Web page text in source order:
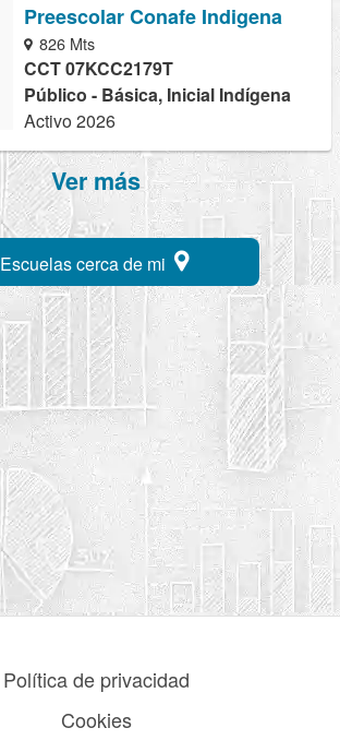
Preescolar Conafe Indigena
826 Mts
CCT 07KCC2179T
Público - Básica, Inicial Indígena
Activo 2026
Ver más
Escuelas cerca de mi
Política de privacidad
Cookies